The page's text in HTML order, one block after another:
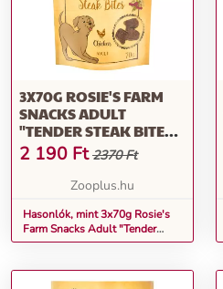
3X70G ROSIE'S FARM
SNACKS ADULT
"TENDER STEAK BITES"
CSIRKE KUTYASNACK
2 190 Ft 2370 Ft
Zooplus.hu
Hasonlók, mint 3x70g Rosie's
Farm Snacks Adult "Tender
Steak Bites" csirke kutyasnack